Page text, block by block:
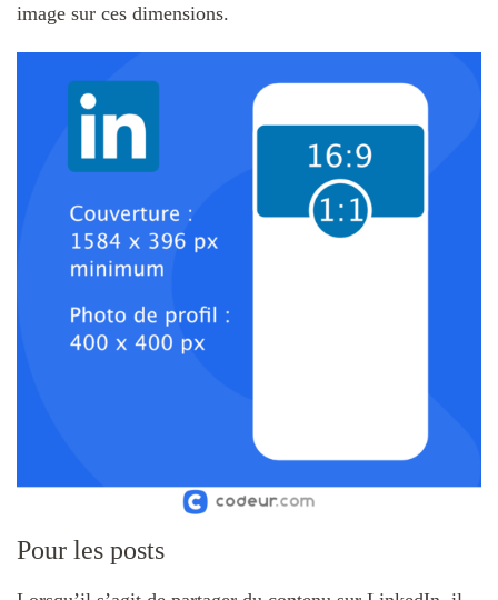
image sur ces dimensions.
Pour les posts